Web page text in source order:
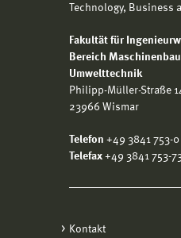
Technology, Business
Fakultät für
Bereich
Umwelttechnik
Philipp-Müller-Straße
23966 Wismar
Telefon +49 3841 753-0
Telefax +49 3841 753-
Kontakt